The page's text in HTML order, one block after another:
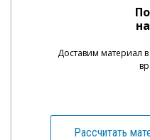
Доставим материал
Рассчитать